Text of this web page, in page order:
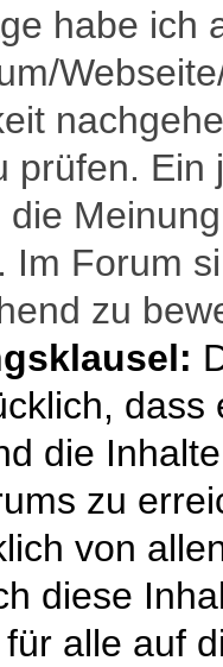
habe ich
prüfen.
die
Im Forum
zu
die
zu
von
diese
alle auf